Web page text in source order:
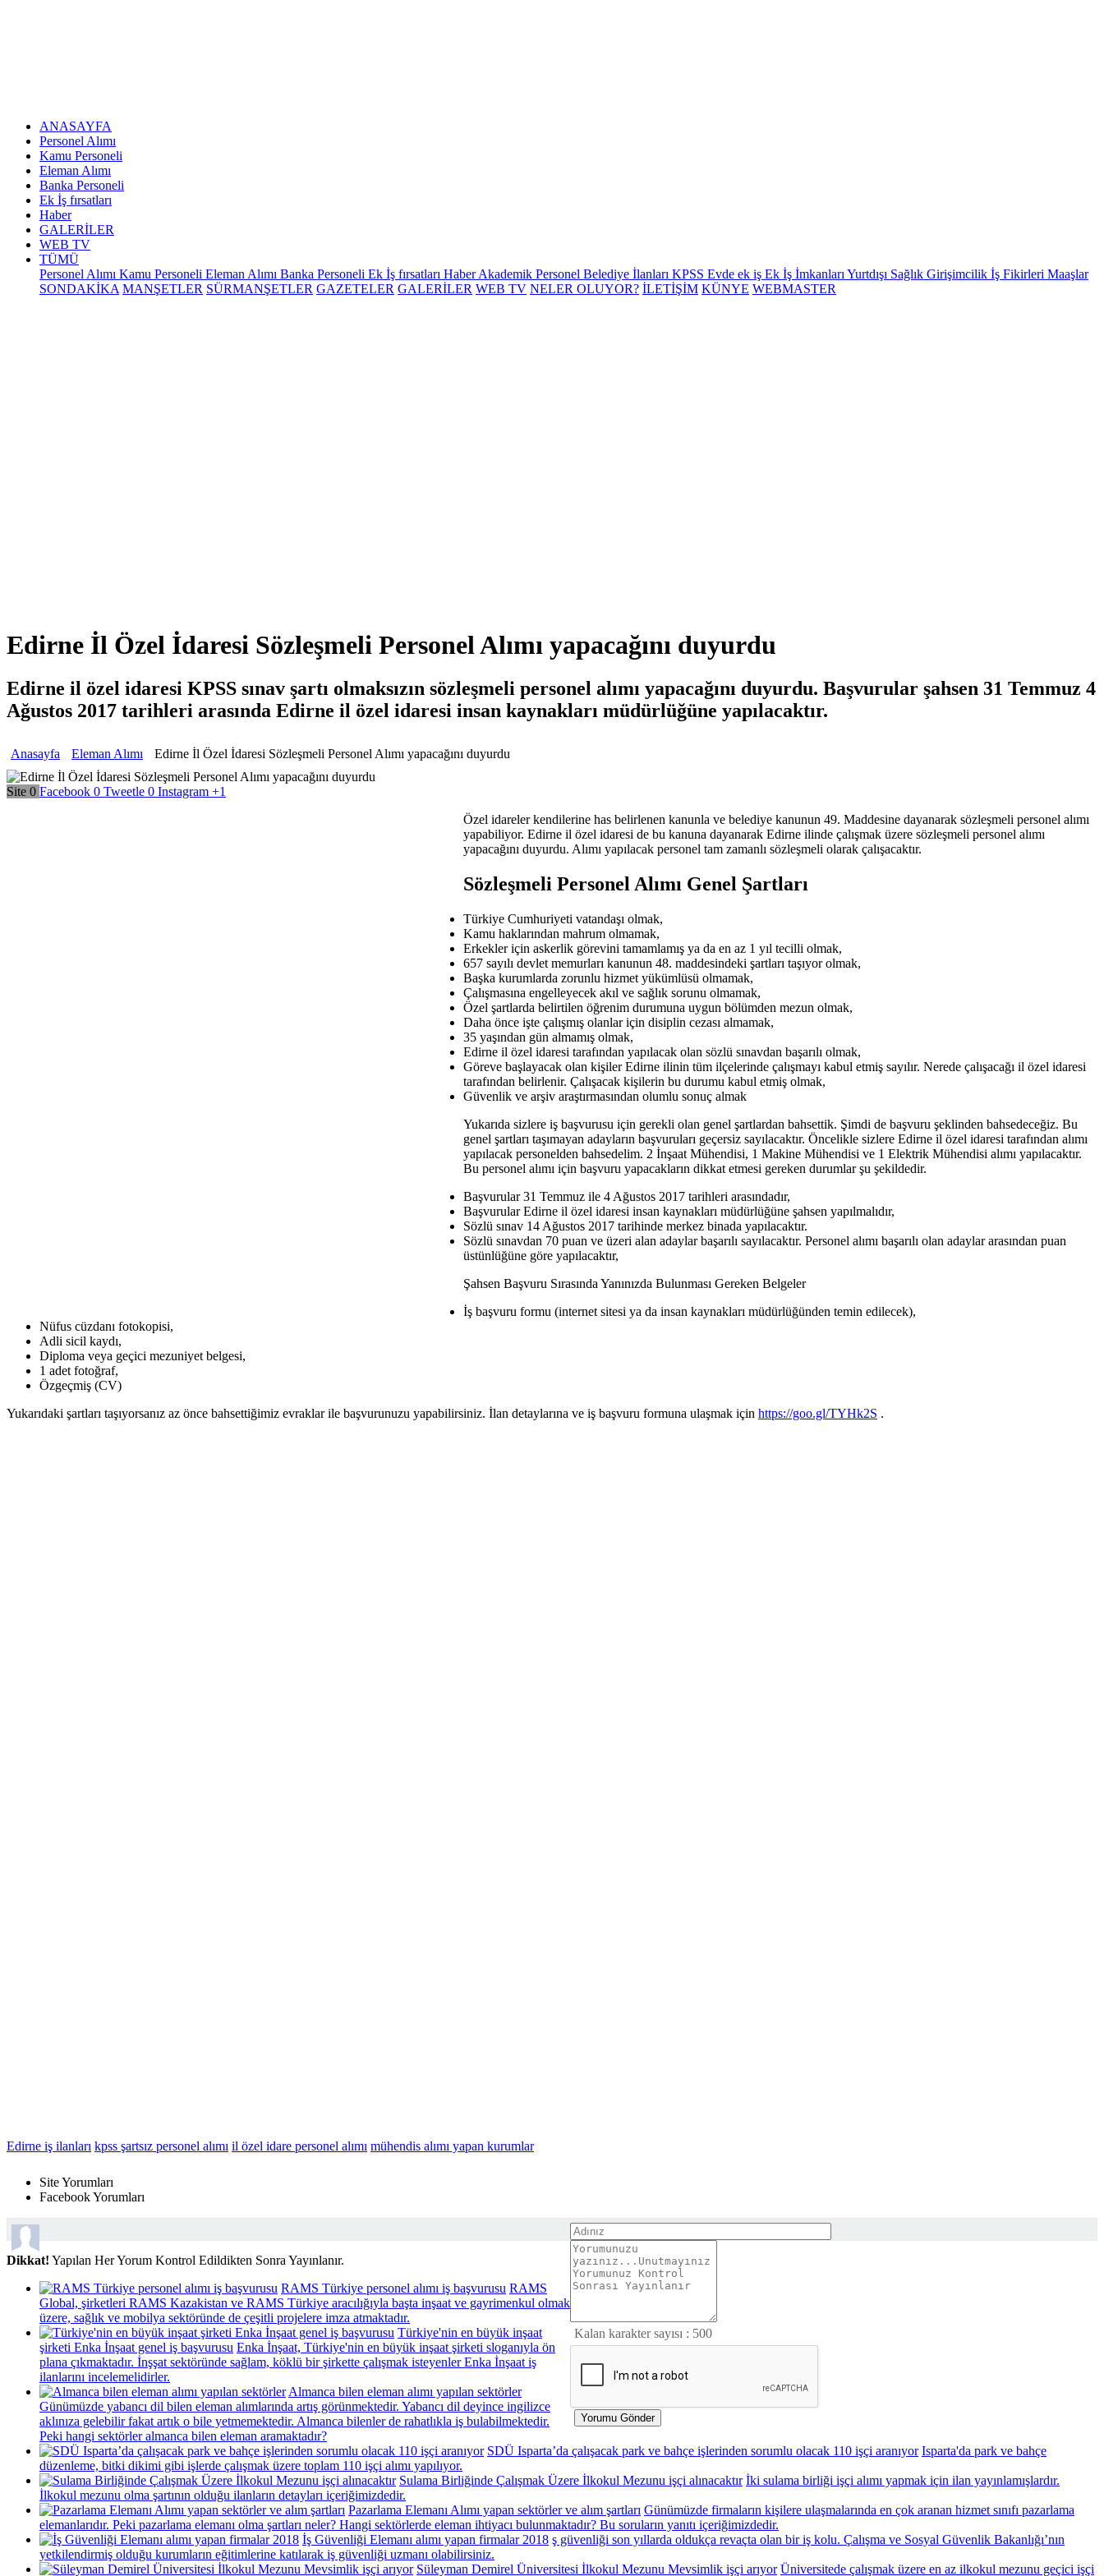
ANASAYFA
Personel Alımı
Kamu Personeli
Eleman Alımı
Banka Personeli
Ek İş fırsatları
Haber
GALERİLER
WEB TV
TÜMÜ
Personel Alımı Kamu Personeli Eleman Alımı Banka Personeli Ek İş fırsatları HaberAkademik Personel Belediye İlanları KPSS Evde ek iş Ek İş İmkanları Yurtdışı Sağlık Girişimcilik İş Fikirleri Maaşlar
SONDAKİKA MANŞETLER SÜRMANŞETLER GAZETELER GALERİLER WEB TV NELER OLUYOR? İLETİŞİM KÜNYE WEBMASTER
Edirne İl Özel İdaresi Sözleşmeli Personel Alımı yapacağını duyurdu
Edirne il özel idaresi KPSS sınav şartı olmaksızın sözleşmeli personel alımı yapacağını duyurdu. Başvurular şahsen 31 Temmuz 4
Ağustos 2017 tarihleri arasında Edirne il özel idaresi insan kaynakları müdürlüğüne yapılacaktır.
Anasayfa Eleman Alımı Edirne İl Özel İdaresi Sözleşmeli Personel Alımı yapacağını duyurdu
Site 0 Facebook 0 Tweetle 0 Instagram +1
Özel idareler kendilerine has belirlenen kanunla ve belediye kanunun 49. Maddesine dayanarak sözleşmeli personel alımı
yapabiliyor. Edirne il özel idaresi de bu kanuna dayanarak Edirne ilinde çalışmak üzere sözleşmeli personel alımı
yapacağını duyurdu. Alımı yapılacak personel tam zamanlı sözleşmeli olarak çalışacaktır.
Sözleşmeli Personel Alımı Genel Şartları
Türkiye Cumhuriyeti vatandaşı olmak,
Kamu haklarından mahrum olmamak,
Erkekler için askerlik görevini tamamlamış ya da en az 1 yıl tecilli olmak,
657 sayılı devlet memurları kanunun 48. maddesindeki şartları taşıyor olmak,
Başka kurumlarda zorunlu hizmet yükümlüsü olmamak,
Çalışmasına engelleyecek akıl ve sağlık sorunu olmamak,
Özel şartlarda belirtilen öğrenim durumuna uygun bölümden mezun olmak,
Daha önce işte çalışmış olanlar için disiplin cezası almamak,
35 yaşından gün almamış olmak,
Edirne il özel idaresi tarafından yapılacak olan sözlü sınavdan başarılı olmak,
Göreve başlayacak olan kişiler Edirne ilinin tüm ilçelerinde çalışmayı kabul etmiş sayılır. Nerede çalışacağı il özel idaresi
tarafından belirlenir. Çalışacak kişilerin bu durumu kabul etmiş olmak,
Güvenlik ve arşiv araştırmasından olumlu sonuç almak
Yukarıda sizlere iş başvurusu için gerekli olan genel şartlardan bahsettik. Şimdi de başvuru şeklinden bahsedeceğiz. Bu
genel şartları taşımayan adayların başvuruları geçersiz sayılacaktır. Öncelikle sizlere Edirne il özel idaresi tarafından alımı
yapılacak personelden bahsedelim. 2 İnşaat Mühendisi, 1 Makine Mühendisi ve 1 Elektrik Mühendisi alımı yapılacaktır.
Bu personel alımı için başvuru yapacakların dikkat etmesi gereken durumlar şu şekildedir.
Başvurular 31 Temmuz ile 4 Ağustos 2017 tarihleri arasındadır,
Başvurular Edirne il özel idaresi insan kaynakları müdürlüğüne şahsen yapılmalıdır,
Sözlü sınav 14 Ağustos 2017 tarihinde merkez binada yapılacaktır.
Sözlü sınavdan 70 puan ve üzeri alan adaylar başarılı sayılacaktır. Personel alımı başarılı olan adaylar arasından puan
üstünlüğüne göre yapılacaktır,
Şahsen Başvuru Sırasında Yanınızda Bulunması Gereken Belgeler
İş başvuru formu (internet sitesi ya da insan kaynakları müdürlüğünden temin edilecek),
Nüfus cüzdanı fotokopisi,
Adli sicil kaydı,
Diploma veya geçici mezuniyet belgesi,
1 adet fotoğraf,
Özgeçmiş (CV)
Yukarıdaki şartları taşıyorsanız az önce bahsettiğimiz evraklar ile başvurunuzu yapabilirsiniz. İlan detaylarına ve iş başvuru formuna ulaşmak için https://goo.gl/TYHk2S .
Edirne iş ilanları kpss şartsız personel alımı il özel idare personel alımı mühendis alımı yapan kurumlar
içeriklerden doğan her türlü mali, hukuki, cezai, idari sorumluluk içeriği gönderen Üye/Üyeler’e aittir. Telefon numarası olan yorumlar numaralar silindikten sonra onaylanır.
Site Yorumları
Facebook Yorumları
Kalan karakter sayısı : 500
Dikkat! Yapılan Her Yorum Kontrol Edildikten Sonra Yayınlanır.
RAMS Türkiye personel alımı iş başvurusu RAMS
Global, şirketleri RAMS Kazakistan ve RAMS Türkiye aracılığıyla başta inşaat ve gayrimenkul olmak
üzere, sağlık ve mobilya sektöründe de çeşitli projelere imza atmaktadır.
Türkiye'nin en büyük inşaat
şirketi Enka İnşaat genel iş başvurusu Enka İnşaat, Türkiye'nin en büyük inşaat şirketi sloganıyla ön
plana çıkmaktadır. İnşşat sektöründe sağlam, köklü bir şirkette çalışmak isteyenler Enka İnşaat iş
ilanlarını incelemelidirler.
Almanca bilen eleman alımı yapılan sektörler
Günümüzde yabancı dil bilen eleman alımlarında artış görünmektedir. Yabancı dil deyince ingilizce
aklınıza gelebilir fakat artık o bile yetmemektedir. Almanca bilenler de rahatlıkla iş bulabilmektedir.
Peki hangi sektörler almanca bilen eleman aramaktadır?
SDÜ Isparta’da çalışacak park ve bahçe işlerinden sorumlu olacak 110 işçi aranıyor Isparta'da park ve bahçe
düzenleme, bitki dikimi gibi işlerde çalışmak üzere toplam 110 işçi alımı yapılıyor.
Sulama Birliğinde Çalışmak Üzere İlkokul Mezunu işçi alınacaktır İki sulama birliği işçi alımı yapmak için ilan yayınlamışlardır.
İlkokul mezunu olma şartının olduğu ilanların detayları içeriğimizdedir.
Pazarlama Elemanı Alımı yapan sektörler ve alım şartları Günümüzde firmaların kişilere ulaşmalarında en çok aranan hizmet sınıfı pazarlama
elemanlarıdır. Peki pazarlama elemanı olma şartları neler? Hangi sektörlerde eleman ihtiyacı bulunmaktadır? Bu soruların yanıtı içeriğimizdedir.
İş Güvenliği Elemanı alımı yapan firmalar 2018 ş güvenliği son yıllarda oldukça revaçta olan bir iş kolu. Çalışma ve Sosyal Güvenlik Bakanlığı’nın
yetkilendirmiş olduğu kurumların eğitimlerine katılarak iş güvenliği uzmanı olabilirsiniz.
Süleyman Demirel Üniversitesi İlkokul Mezunu Mevsimlik işçi arıyor Üniversitede çalışmak üzere en az ilkokul mezunu geçici işçi